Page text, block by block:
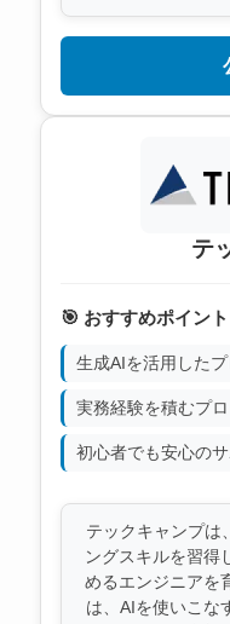
テ
🎯 おすすめポイント
生成AIを活用した
実務経験を積むプ
初心者でも安心の
テックキャンプは
ングスキルを習得
めるエンジニアを
は、AIを使いこな